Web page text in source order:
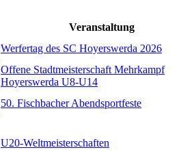
Veranstaltung
Werfertag des SC Hoyerswerda 2026
Offene Stadtmeisterschaft Mehrkampf
Hoyerswerda U8-U14
50. Fischbacher Abendsportfeste
U20-Weltmeisterschaften